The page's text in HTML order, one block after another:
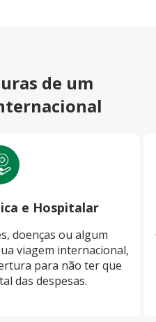
de um
e Hospitalar
doenças ou algum
viagem internacional,
para não ter que
das despesas.